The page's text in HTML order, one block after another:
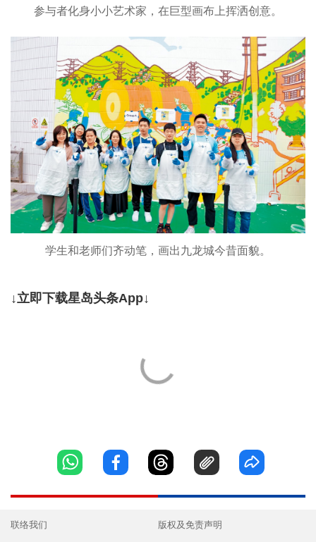
参与者化身小小艺术家，在巨型画布上挥洒创意。
学生和老师们齐动笔，画出九龙城今昔面貌。
↓立即下载星岛头条App↓
联络我们 版权及免责声明